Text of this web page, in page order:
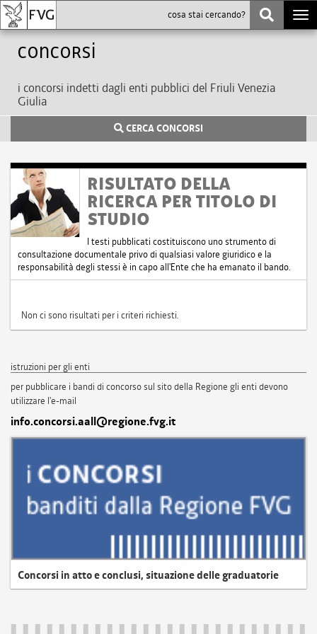
Concorsi
i concorsi indetti dagli enti pubblici del Friuli Venezia
Giulia
CERCA CONCORSI
RISULTATO DELLA
RICERCA PER TITOLO DI
STUDIO
I testi pubblicati costituiscono uno strumento di
consultazione documentale privo di qualsiasi valore giuridico e la
responsabilità degli stessi è in capo all'Ente che ha emanato il bando.
Non ci sono risultati per i criteri richiesti.
istruzioni per gli enti
per pubblicare i bandi di concorso sul sito della Regione gli enti devono
utilizzare l'e-mail
info.concorsi.aall@regione.fvg.it
Concorsi in atto e conclusi, situazione delle graduatorie